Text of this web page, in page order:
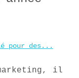
pour des...
marketing, il